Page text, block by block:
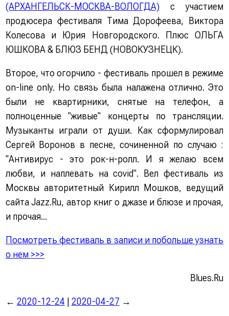
(АРХАНГЕЛЬСК-МОСКВА-ВОЛОГДА)c участием
продюсера фестиваля Тима Дорофеева, Виктора
Колесова и Юрия Новгородского. Плюс ОЛЬГА
ЮШКОВА & БЛЮЗ БЕНД (НОВОКУЗНЕЦК).
Второе, что огорчило - фестиваль прошел в режиме
on-line only. Но связь была налажена отлично. Это
были не квартирники, снятые на телефон, а
полноценные "живые" концерты по трансляции.
Музыканты играли от души. Как сформулировал
Сергей Воронов в песне, сочиненной по случаю :
"Антивирус - это рок-н-ролл. И я желаю всем
любви, и наплевать на covid". Вел фестиваль из
Москвы авторитетный Кирилл Мошков, ведущий
сайта Jazz.Ru, автор книг о джазе и блюзе и прочая,
и прочая...
Посмотреть фестиваль в записи и побольше узнать
о нем >>>
Blues.Ru
← 2020-12-24 | 2020-04-27 →